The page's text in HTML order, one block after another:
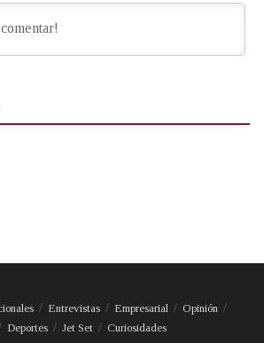
Entrevistas Empresarial
Opinión
Deportes Jet Set Curiosidades